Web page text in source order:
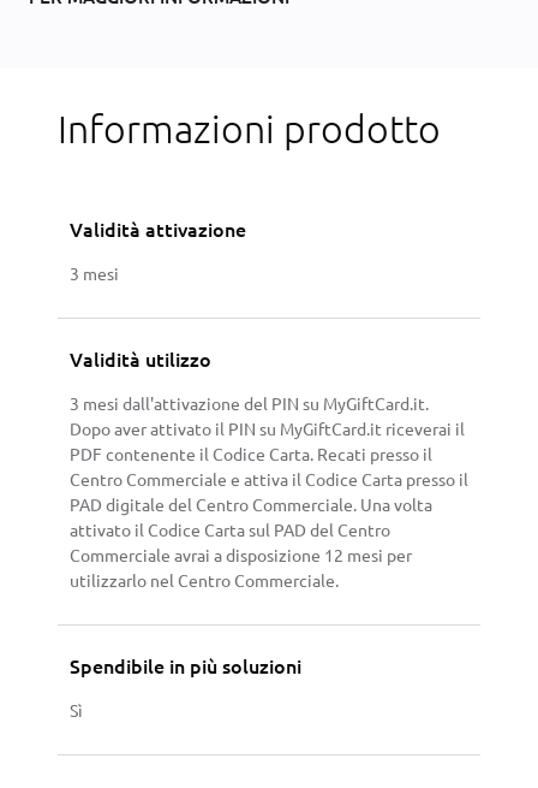
Informazioni prodotto
Validità attivazione
3 mesi
Validità utilizzo
3 mesi dall'attivazione del PIN su MyGiftCard.it.
Dopo aver attivato il PIN su MyGiftCard.it riceverai il
PDF contenente il Codice Carta. Recati presso il
Centro Commerciale e attiva il Codice Carta presso il
PAD digitale del Centro Commerciale. Una volta
attivato il Codice Carta sul PAD del Centro
Commerciale avrai a disposizione 12 mesi per
utilizzarlo nel Centro Commerciale.
Spendibile in più soluzioni
Sì